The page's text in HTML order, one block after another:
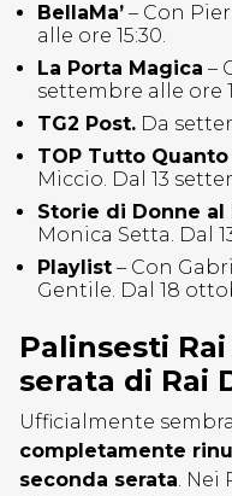
BellaMa’ – Con
alle ore 15:30.
La Porta Magica –
settembre alle ore
TG2 Post. Da
TOP Tutto
Miccio. Dal 13
Storie di Donne
Monica Setta. Dal
Playlist – Con
Gentile. Dal 18
Palinsesti
serata di Rai
Ufficialmente
completamente
seconda serata. Nei